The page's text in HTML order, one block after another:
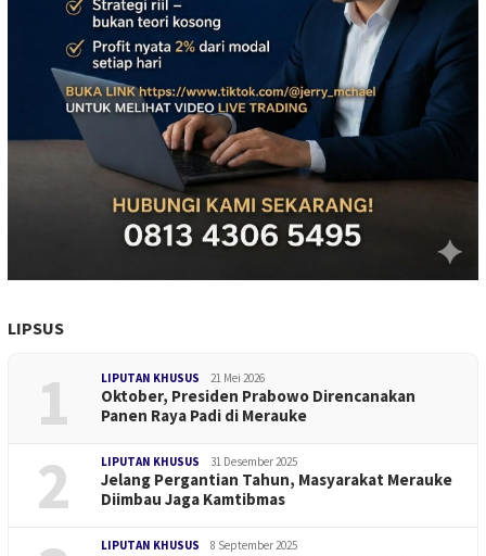
LIPSUS
1 LIPUTAN KHUSUS 21 Mei 2026
Oktober, Presiden Prabowo Direncanakan
Panen Raya Padi di Merauke
2 LIPUTAN KHUSUS 31 Desember 2025
Jelang Pergantian Tahun, Masyarakat Merauke
Diimbau Jaga Kamtibmas
LIPUTAN KHUSUS 8 September 2025